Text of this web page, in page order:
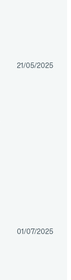
21/05/2025
01/07/2025